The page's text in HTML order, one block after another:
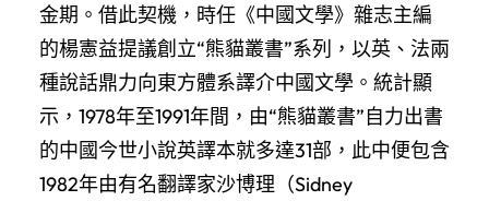
金期。借此契機，時任《中國文學》雜志主編
的楊憲益提議創立“熊貓叢書”系列，以英、法兩
種說話鼎力向東方體系譯介中國文學。統計顯
示，1978年至1991年間，由“熊貓叢書”自力出書
的中國今世小說英譯本就多達31部，此中便包含
1982年由有名翻譯家沙博理（Sidney